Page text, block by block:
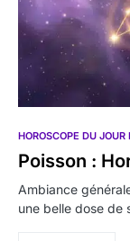
HOROSCOPE DU JOUR
Poisson :
Ambiance
une belle dose de